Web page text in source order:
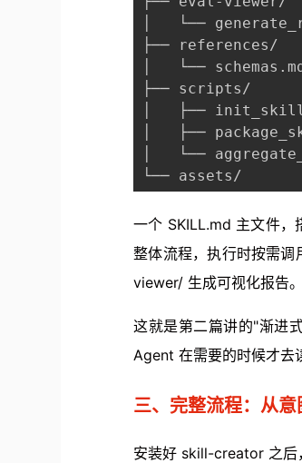
│   └──
├── references/
│   └──
├── scripts/
│   ├──
│   ├──
│   └──
└── assets/
一个 SKILL.md 主文件
整体流程，执行时按需
viewer/ 生成可视化报告。
这就是第二篇讲的"渐进
Agent 在需要的时候才去
三、完整流程：从
安装好 skill-creator 之后